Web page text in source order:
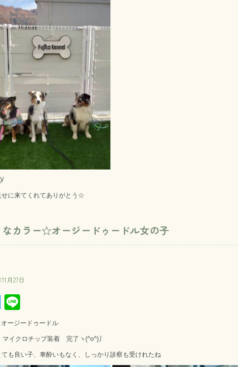
せに来てくれてありがとう☆
なカラー☆オージードゥードル女の子
月27日
T
wi
tt
er
ne
ージードゥードル
マイクロチップ装着 完了ヽ(^o^)丿
も良い子、車酔いもなく、しっかり診察も受けれたね